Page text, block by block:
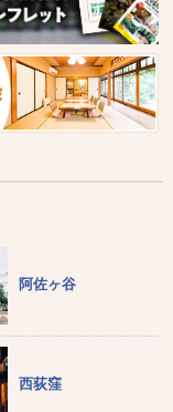
阿佐ヶ谷
西荻窪